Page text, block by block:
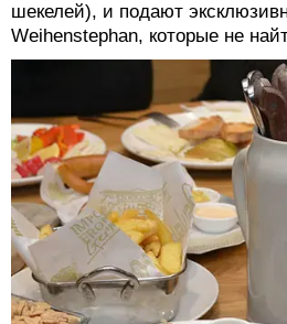
шекелей), и подают
Weihenstephan, которые не